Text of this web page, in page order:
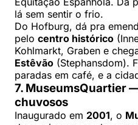
lá sem sentir o frio.
Do Hofburg, dá pra
pelo centro histórico
Kohlmarkt, Graben e
Estêvão (Stephansdom).
paradas em café, e a
7. MuseumsQuartier
chuvosos
Inaugurado em 2001, o